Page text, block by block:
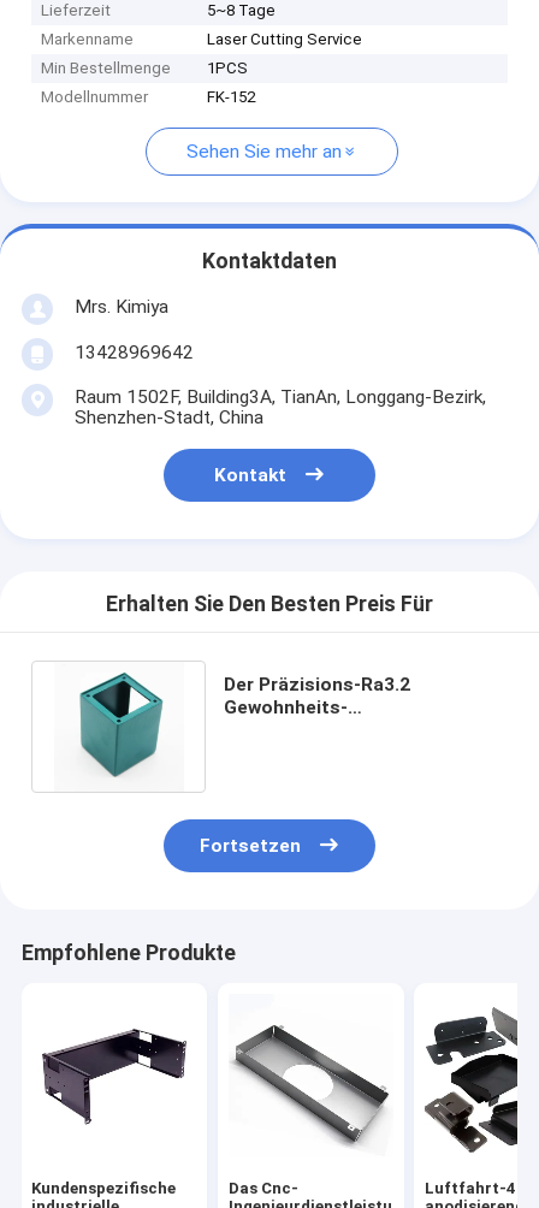
Lieferzeit
5~8 Tage
Markenname
Laser Cutting Service
Min Bestellmenge
1PCS
Modellnummer
FK-152
Sehen Sie mehr an
Kontaktdaten
Mrs. Kimiya
13428969642
Raum 1502F, Building3A, TianAn, Longgang-Bezirk,
Shenzhen-Stadt, China
Kontakt
Erhalten Sie Den Besten Preis Für
Der Präzisions-Ra3.2
Gewohnheits-
Fortsetzen
Empfohlene Produkte
Kundenspezifische
Das Cnc-
Luftfahrt-412